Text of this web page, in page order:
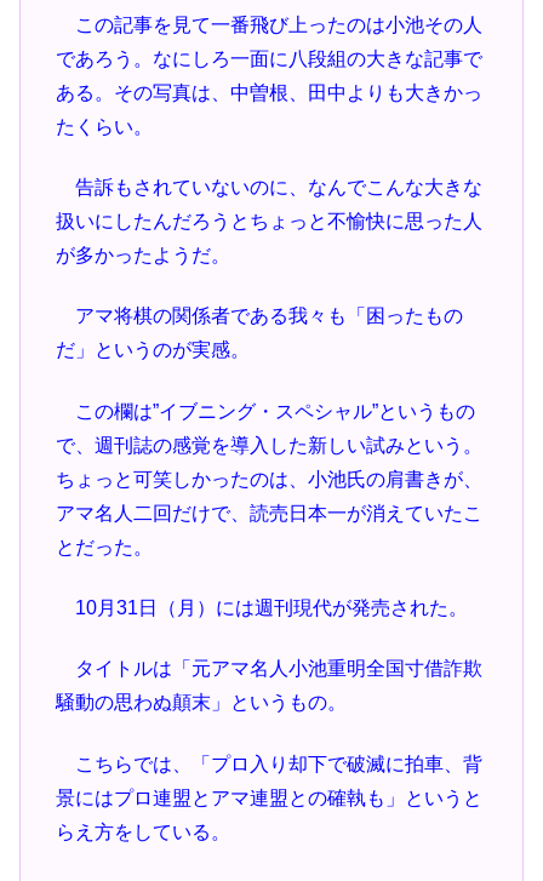
この記事を見て一番飛び上ったのは小池その人
であろう。なにしろ一面に八段組の大きな記事で
ある。その写真は、中曽根、田中よりも大きかっ
たくらい。
告訴もされていないのに、なんでこんな大きな
扱いにしたんだろうとちょっと不愉快に思った人
が多かったようだ。
アマ将棋の関係者である我々も「困ったもの
だ」というのが実感。
この欄は”イブニング・スペシャル”というもの
で、週刊誌の感覚を導入した新しい試みという。
ちょっと可笑しかったのは、小池氏の肩書きが、
アマ名人二回だけで、読売日本一が消えていたこ
とだった。
10月31日（月）には週刊現代が発売された。
タイトルは「元アマ名人小池重明全国寸借詐欺
騒動の思わぬ顛末」というもの。
こちらでは、「プロ入り却下で破滅に拍車、背
景にはプロ連盟とアマ連盟との確執も」というと
らえ方をしている。